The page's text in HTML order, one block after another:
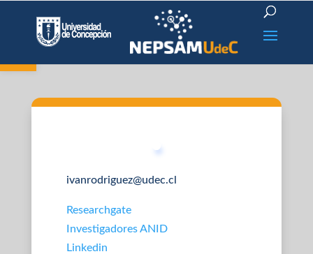
Open toolbar
ivanrodriguez@udec.cl
Researchgate
Investigadores ANID
Linkedin